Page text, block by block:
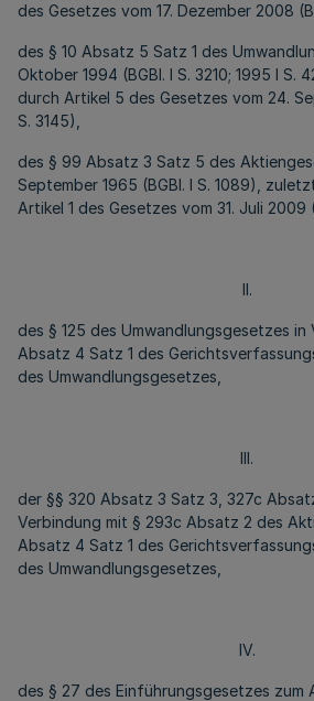
des Gesetzes vom 17. Dezember 2008
des § 10 Absatz 5 Satz 1 des
Oktober 1994 (BGBl. I S. 3210; 1995 I
durch Artikel 5 des Gesetzes vom 24.
S. 3145),
des § 99 Absatz 3 Satz 5 des
September 1965 (BGBl. I S. 1089),
Artikel 1 des Gesetzes vom 31. Juli 2009
II.
des § 125 des Umwandlungsgesetzes in
Absatz 4 Satz 1 des
des Umwandlungsgesetzes,
III.
der §§ 320 Absatz 3 Satz 3, 327c
Verbindung mit § 293c Absatz 2 des
Absatz 4 Satz 1 des
des Umwandlungsgesetzes,
IV.
des § 27 des Einführungsgesetzes zum